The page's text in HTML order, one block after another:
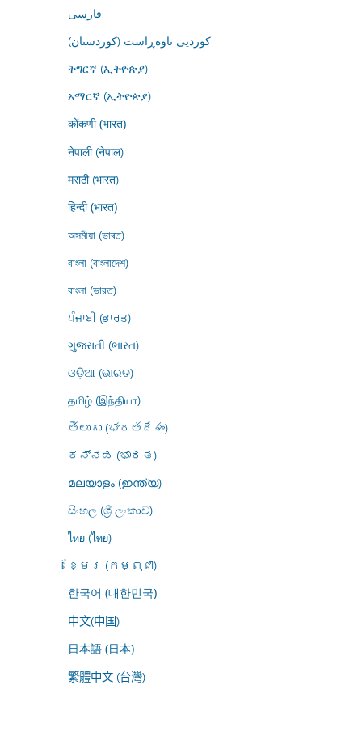
فارسى
کوردیی ناوەڕاست (کوردستان)
ትግርኛ (ኢትዮጵያ)
አማርኛ (ኢትዮጵያ)
कोंकणी (भारत)
नेपाली (नेपाल)
मराठी (भारत)
हिन्दी (भारत)
অসমীয়া (ভাৰত)
বাংলা (বাংলাদেশ)
বাংলা (ভারত)
ਪੰਜਾਬੀ (ਭਾਰਤ)
ગુજરાતી (ભારત)
ଓଡ଼ିଆ (ଭାରତ)
தமிழ் (இந்தியா)
తెలుగు (భారతదేశం)
ಕನ್ನಡ (ಭಾರತ)
മലയാളം (ഇന്ത്യ)
සිංහල (ශ්‍රී ලංකාව)
ไทย (ไทย)
ខ្មែរ (កម្ពុជា)
한국어 (대한민국)
中文(中国)
日本語 (日本)
繁體中文 (台灣)